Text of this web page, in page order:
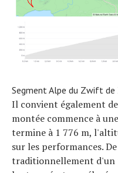
Segment Alpe du Zwift
Il convient également
montée commence à
termine à 1 776 m,
sur les performances.
traditionnellement d'un